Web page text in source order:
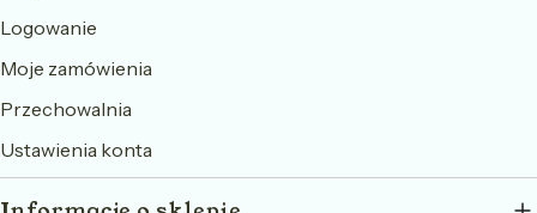
Logowanie
Moje zamówienia
Przechowalnia
Ustawienia konta